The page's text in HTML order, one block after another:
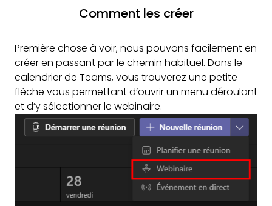
Comment les créer
Première chose à voir, nous pouvons facilement en
créer en passant par le chemin habituel. Dans le
calendrier de Teams, vous trouverez une petite
flèche vous permettant d’ouvrir un menu déroulant
et d’y sélectionner le webinaire.